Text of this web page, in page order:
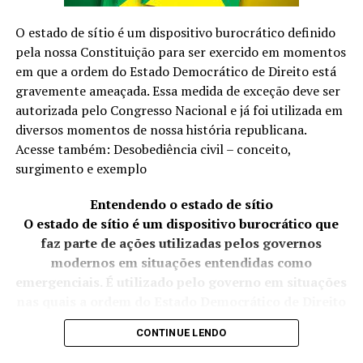
Travessia
Do que vivo até onde se imagina
Inconcreto
Horizonte, o último traço reto
Monumento em ondas fora do tempo
Bênção de sal
Protocolado em 2023, o texto de Crivella foi,
inicialmente, apelidade de “anistia light” por abarcar
apenas manifestantes que se envolveram nos atos de 8
de Janeiro e não depredaram patrimônio público nem
atacaram policiais. Após a condenação de Bolsonaro e de
aliados do ex-presidente, o texto ganhou uma nova
discussão na Câmara…
BRASIL DAS INJUSTIÇAS… E O POVO PAGA A CONTA.
O estado de sítio é um dispositivo burocrático definido
pela nossa Constituição para ser exercido em momentos
em que a ordem do Estado Democrático de Direito está
gravemente ameaçada. Essa medida de exceção deve ser
autorizada pelo Congresso Nacional e já foi utilizada em
diversos momentos de nossa história republicana.
Acesse também: Desobediência civil – conceito,
surgimento e exemplo
Entendendo o estado de sítio
O estado de sítio é um dispositivo burocrático que
faz parte de ações utilizadas pelos governos
modernos em situações entendidas como
emergenciais. É utilizado pelo governo em situações
está ameaçada.
CONTINUE LENDO